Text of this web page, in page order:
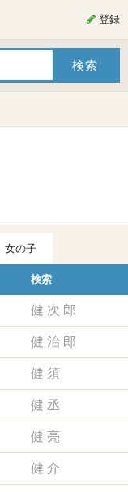
登録
女の子
検索
健 次 郎
健 治 郎
健 須
健 丞
健 亮
健 介